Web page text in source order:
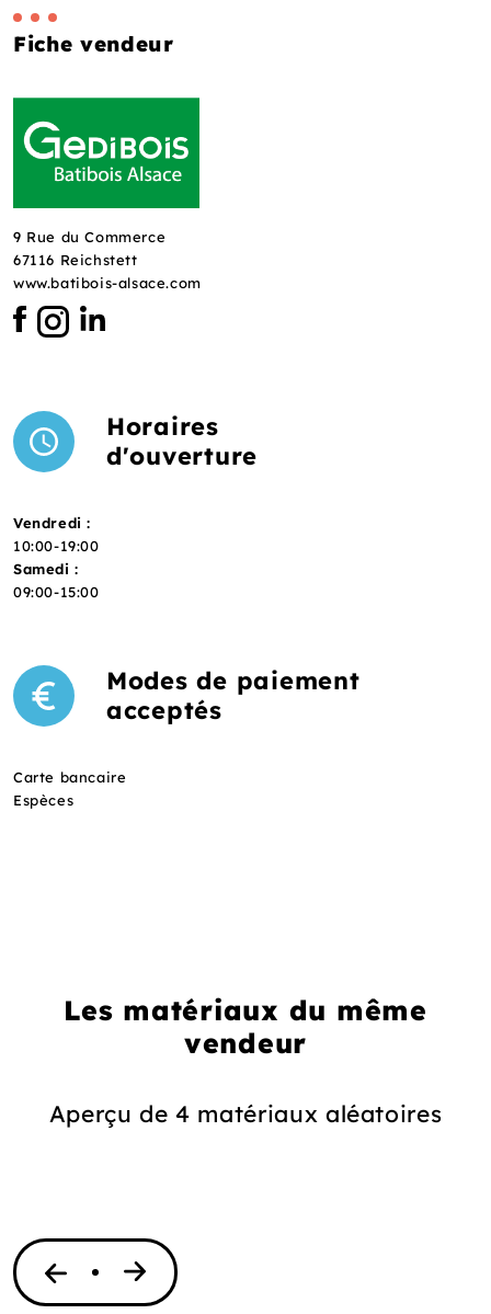
Fiche vendeur
9 Rue du Commerce
67116 Reichstett
www.batibois-alsace.com
Horaires
d'ouverture
Vendredi :
10:00-19:00
Samedi :
09:00-15:00
Modes de paiement
acceptés
Carte bancaire
Espèces
Les matériaux du même
vendeur
Aperçu de 4 matériaux aléatoires